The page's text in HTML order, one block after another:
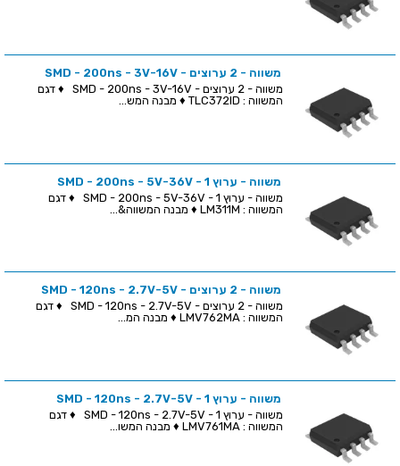
משווה - 2 ערוצים - SMD - 200ns - 3V-16V
משווה - 2 ערוצים - SMD - 200ns - 3V-16V ♦ דגם
המשווה : TLC372ID ♦ מבנה המש...
משווה - ערוץ 1 - SMD - 200ns - 5V-36V
משווה - ערוץ 1 - SMD - 200ns - 5V-36V ♦ דגם
המשווה : LM311M ♦ מבנה המשווה&...
משווה - 2 ערוצים - SMD - 120ns - 2.7V-5V
משווה - 2 ערוצים - SMD - 120ns - 2.7V-5V ♦ דגם
המשווה : LMV762MA ♦ מבנה המ...
משווה - ערוץ 1 - SMD - 120ns - 2.7V-5V
משווה - ערוץ 1 - SMD - 120ns - 2.7V-5V ♦ דגם
המשווה : LMV761MA ♦ מבנה המשו...